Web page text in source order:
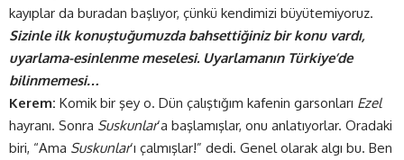
kayıplar da buradan başlıyor, çünkü kendimizi büyütemiyoruz.
Sizinle ilk konuştuğumuzda bahsettiğiniz bir konu vardı,
uyarlama-esinlenme meselesi. Uyarlamanın Türkiye’de
bilinmemesi…
Kerem: Komik bir şey o. Dün çalıştığım kafenin garsonları Ezel
hayranı. Sonra Suskunlar‘a başlamışlar, onu anlatıyorlar. Oradaki
biri, “Ama Suskunlar‘ı çalmışlar!” dedi. Genel olarak algı bu. Ben